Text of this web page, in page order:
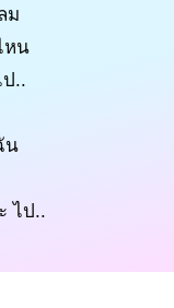
ม
หน
..
น
ไป..